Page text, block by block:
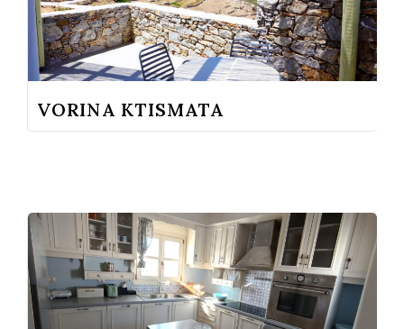
VORINA KTISMATA